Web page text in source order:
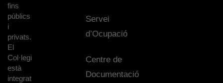
fins
públics
i
privats.
El
Col·legi
està
integrat
Servei
d’Ocupació
Centre de
Documentació